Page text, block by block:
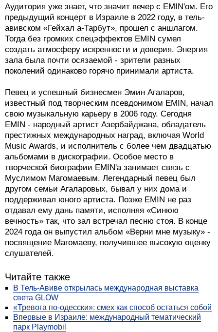
Аудитория уже знает, что значит вечер с EMIN'ом. Его
предыдущий концерт в Израиле в 2022 году, в тель-
авивском «Гейхал а-Тарбут», прошел с аншлагом.
Тогда без громких спецэффектов EMIN сумел
создать атмосферу искренности и доверия. Энергия
зала была почти осязаемой - зрители разных
поколений одинаково горячо принимали артиста.
Певец и успешный бизнесмен Эмин Агаларов,
известный под творческим псевдонимом EMIN, начал
свою музыкальную карьеру в 2006 году. Сегодня
EMIN - народный артист Азербайджана, обладатель
престижных международных наград, включая World
Music Awards, и исполнитель с более чем двадцатью
альбомами в дискографии. Особое место в
творческой биографии EMIN'а занимает связь с
Муслимом Магомаевым. Легендарный певец был
другом семьи Агаларовых, бывал у них дома и
поддерживал юного артиста. Позже EMIN не раз
отдавал ему дань памяти, исполняя «Синюю
вечность» так, что зал встречал песню стоя. В конце
2024 года он выпустил альбом «Верни мне музыку» -
посвящение Магомаеву, получившее высокую оценку
слушателей.
Читайте также
В Тель-Авиве открылась международная выставка
света GLOW
«Тревога по-одесски»: смех как способ остаться собой
Впервые в Израиле: международный тематический
парк Playmobil